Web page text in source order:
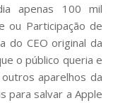
apenas 100 mil
ou Participação de
do CEO original da
o público queria e
aparelhos da
para salvar a Apple